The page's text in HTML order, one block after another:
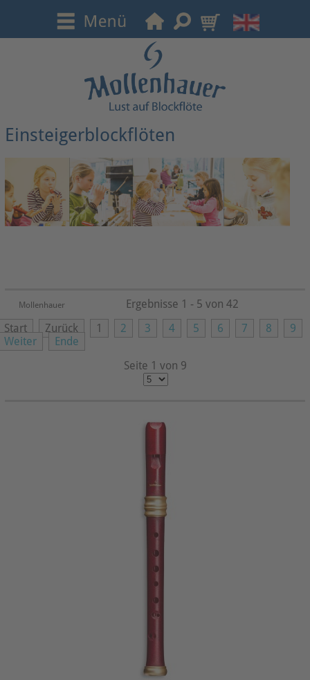
Einsteigerblockflöten
Mollenhauer
Start Zurück 1 2 3 4 5 6 7 8
9
Weiter
Ende
Seite 1 von 9
Ergebnisse 1 - 5 von 42